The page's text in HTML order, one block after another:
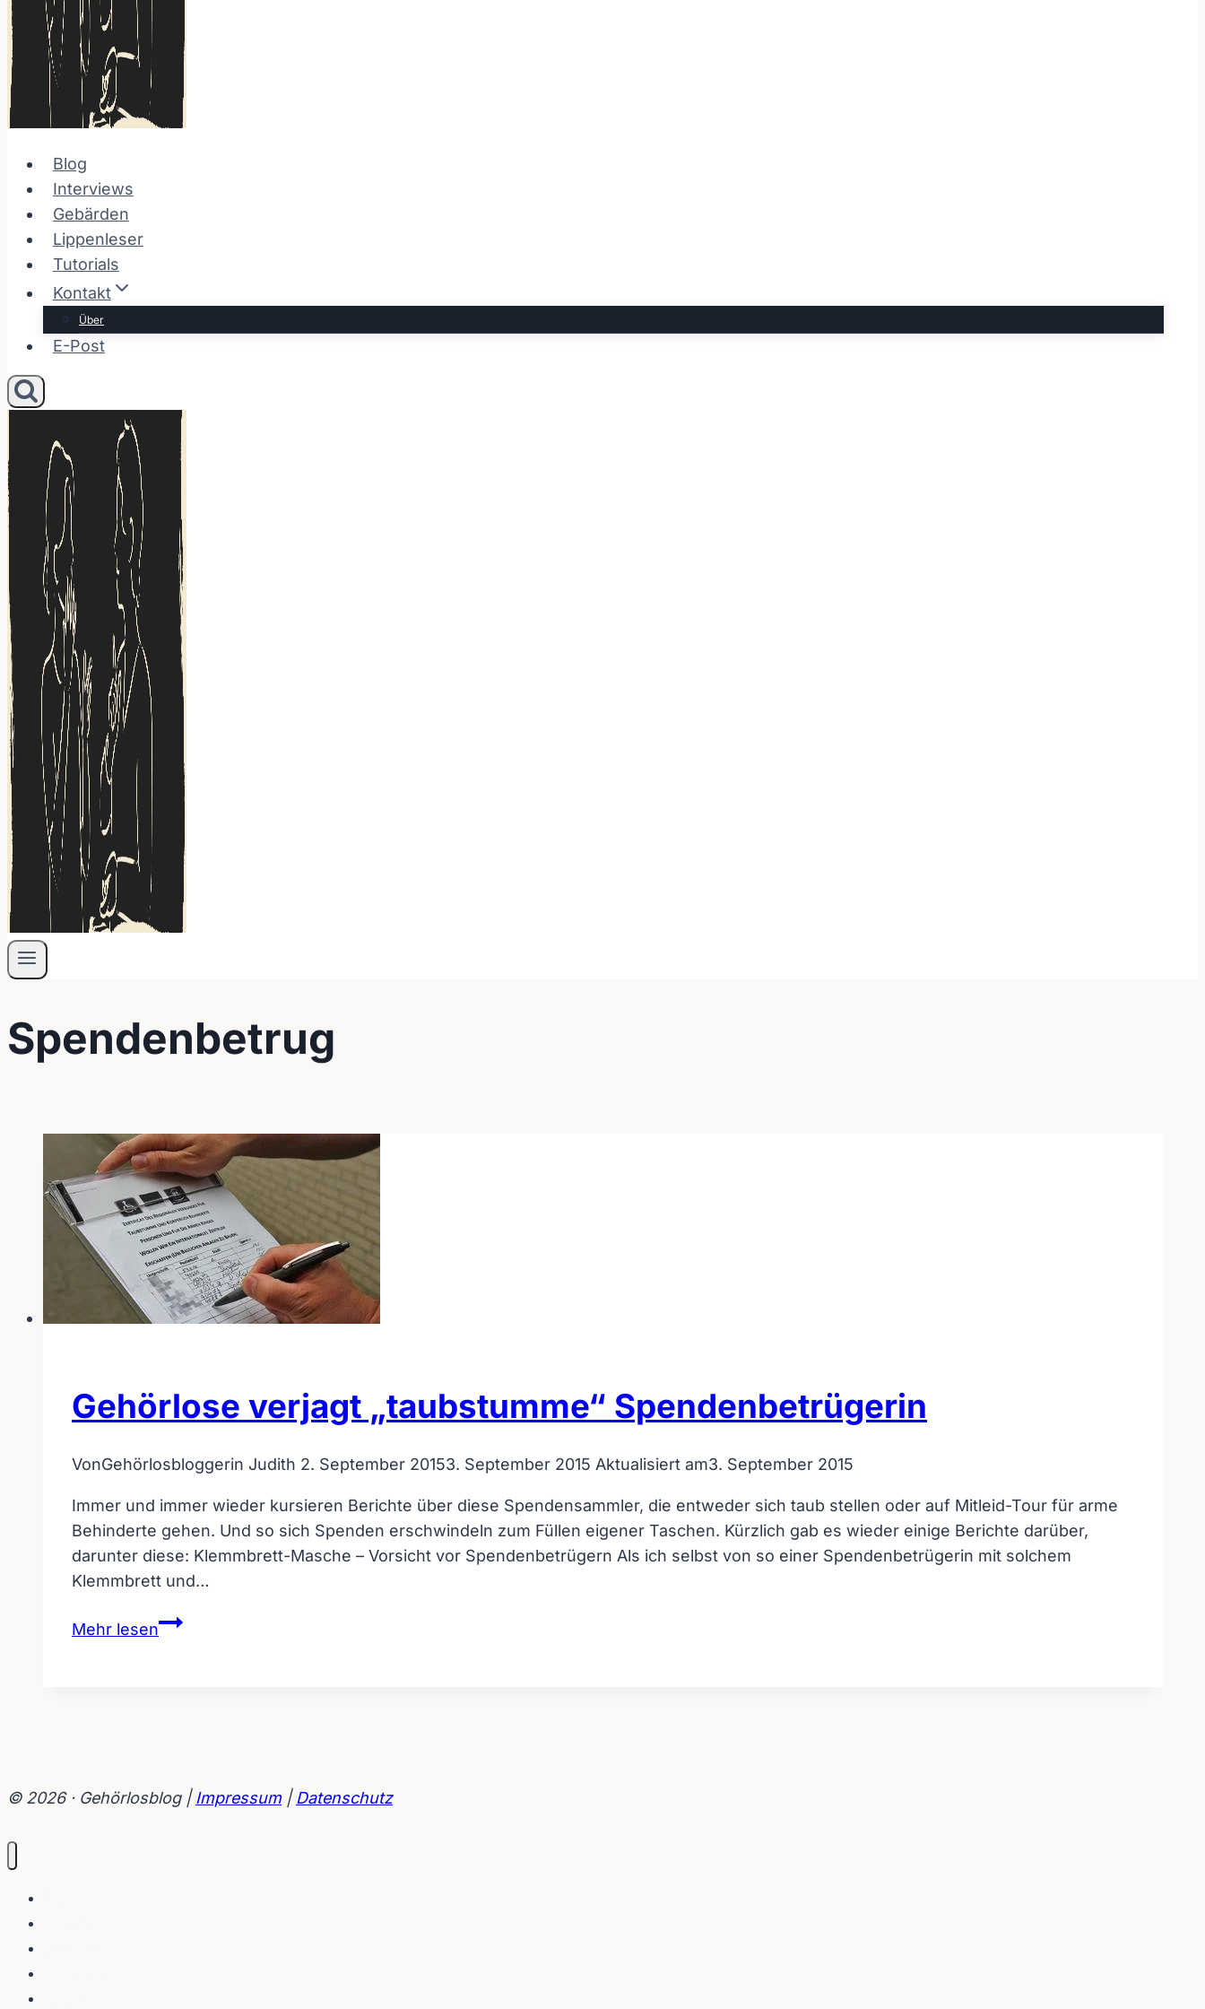
Blog
Interviews
Gebärden
Lippenleser
Tutorials
Kontakt
Über
E-Post
Spendenbetrug
Gehörlose verjagt „taubstumme“ Spendenbetrügerin
VonGehörlosbloggerin Judith 2. September 20153. September 2015 Aktualisiert am3. September 2015
Immer und immer wieder kursieren Berichte über diese Spendensammler, die entweder sich taub stellen oder auf Mitleid-Tour für arme
Behinderte gehen. Und so sich Spenden erschwindeln zum Füllen eigener Taschen. Kürzlich gab es wieder einige Berichte darüber,
darunter diese: Klemmbrett-Masche – Vorsicht vor Spendenbetrügern Als ich selbst von so einer Spendenbetrügerin mit solchem
Klemmbrett und…
Mehr lesenGehörlose
© 2026 · Gehörlosblog | Impressum| Datenschutz